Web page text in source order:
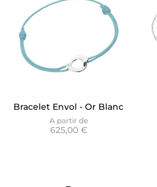
Bracelet Envol - Or Blanc
diamant sur cordon bleu
A partir de
625,00 €